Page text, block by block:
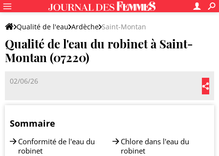
Qualité de l'eau Ardèche Saint-Montan
Qualité de l'eau du robinet à Saint-
Montan (07220)
02/06/26
Sommaire
Conformité de l'eau du
robinet
Chlore dans l'eau du
robinet